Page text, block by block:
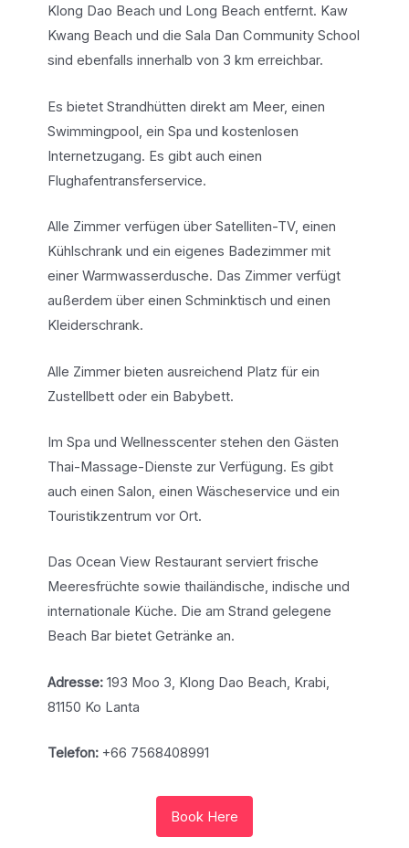
Klong Dao Beach und Long Beach entfernt. Kaw
Kwang Beach und die Sala Dan Community School
sind ebenfalls innerhalb von 3 km erreichbar.
Es bietet Strandhütten direkt am Meer, einen
Swimmingpool, ein Spa und kostenlosen
Internetzugang. Es gibt auch einen
Flughafentransferservice.
Alle Zimmer verfügen über Satelliten-TV, einen
Kühlschrank und ein eigenes Badezimmer mit
einer Warmwasserdusche. Das Zimmer verfügt
außerdem über einen Schminktisch und einen
Kleiderschrank.
Alle Zimmer bieten ausreichend Platz für ein
Zustellbett oder ein Babybett.
Im Spa und Wellnesscenter stehen den Gästen
Thai-Massage-Dienste zur Verfügung. Es gibt
auch einen Salon, einen Wäscheservice und ein
Touristikzentrum vor Ort.
Das Ocean View Restaurant serviert frische
Meeresfrüchte sowie thailändische, indische und
internationale Küche. Die am Strand gelegene
Beach Bar bietet Getränke an.
Adresse:193 Moo 3, Klong Dao Beach, Krabi,
81150 Ko Lanta
Telefon:+66 7568408991
Book Here